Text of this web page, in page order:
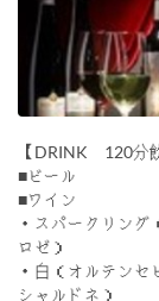
【DRINK 120分
■ビール
■ワイン
・スパークリング
ロゼ）
・白（オルテン
シャルドネ）